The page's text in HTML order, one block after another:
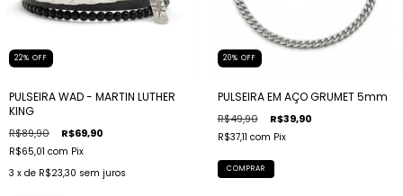
22% OFF
PULSEIRA WAD - MARTIN LUTHER
KING
R$89,90 R$69,90
R$65,01 com Pix
3 x de R$23,30 sem juros
20% OFF
PULSEIRA EM AÇO GRUMET 5mm
R$49,90 R$39,90
R$37,11 com Pix
COMPRAR